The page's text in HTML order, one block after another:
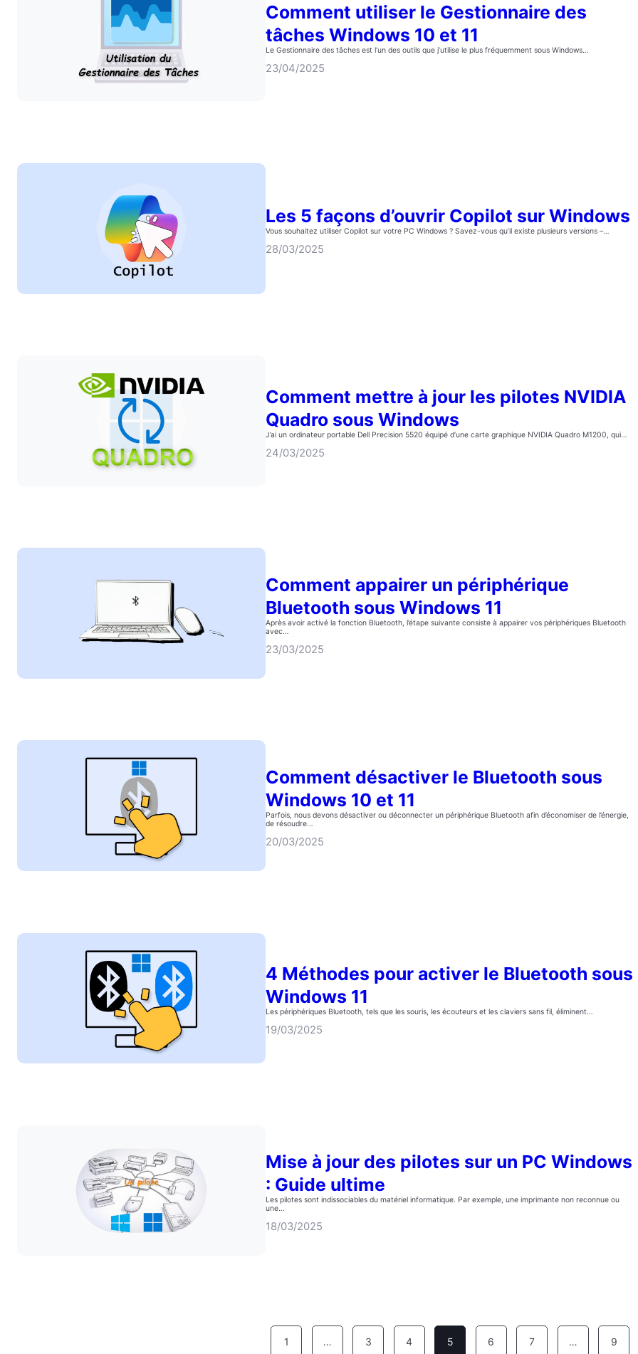
Comment utiliser le Gestionnaire des
tâches Windows 10 et 11
Le Gestionnaire des tâches est l’un des outils que j’utilise le plus fréquemment sous Windows…
23/04/2025
Les 5 façons d’ouvrir Copilot sur Windows
Vous souhaitez utiliser Copilot sur votre PC Windows ? Savez-vous qu’il existe plusieurs versions –…
28/03/2025
Comment mettre à jour les pilotes NVIDIA
Quadro sous Windows
J’ai un ordinateur portable Dell Precision 5520 équipé d’une carte graphique NVIDIA Quadro M1200, qui…
24/03/2025
Comment appairer un périphérique
Bluetooth sous Windows 11
Après avoir activé la fonction Bluetooth, l’étape suivante consiste à appairer vos périphériques Bluetooth
avec…
23/03/2025
Comment désactiver le Bluetooth sous
Windows 10 et 11
Parfois, nous devons désactiver ou déconnecter un périphérique Bluetooth afin d’économiser de l’énergie,
de résoudre…
20/03/2025
4 Méthodes pour activer le Bluetooth sous
Windows 11
Les périphériques Bluetooth, tels que les souris, les écouteurs et les claviers sans fil, éliminent…
19/03/2025
Mise à jour des pilotes sur un PC Windows
: Guide ultime
Les pilotes sont indissociables du matériel informatique. Par exemple, une imprimante non reconnue ou
une…
18/03/2025
1 … 3 4 5 6 7 … 9